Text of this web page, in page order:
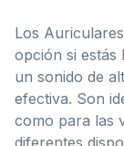
Los
opción si estás
un sonido de
efectiva. Son
como para las
diferentes